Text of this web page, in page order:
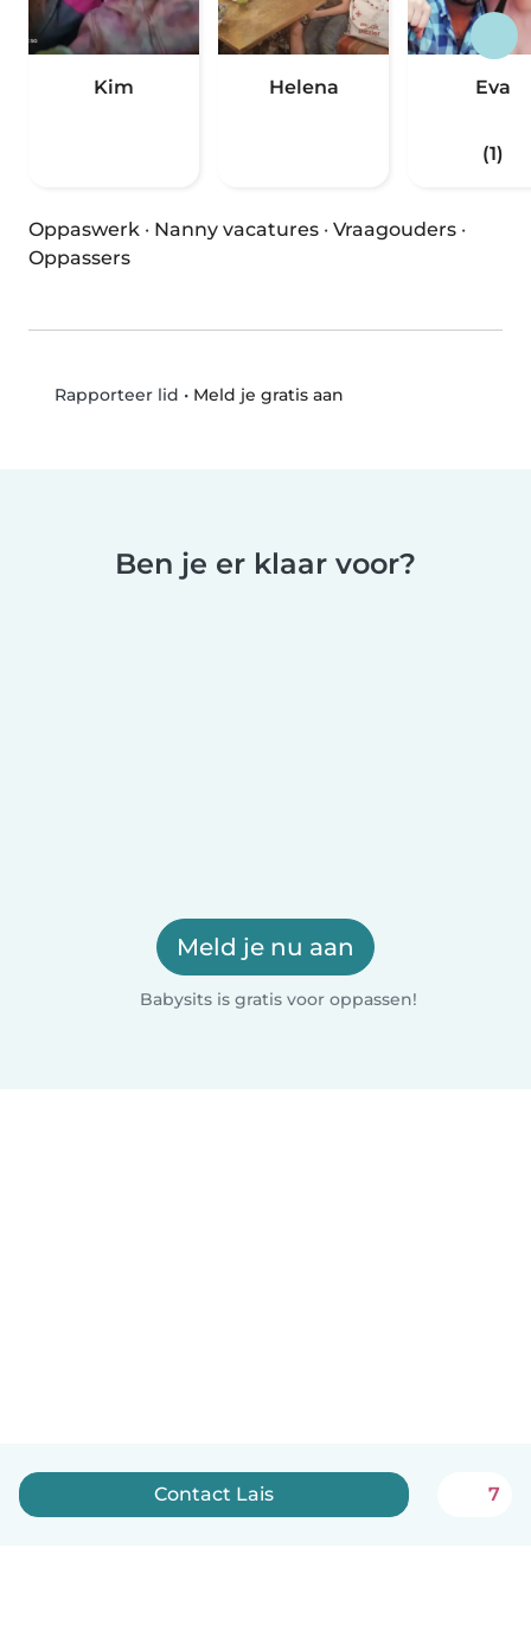
Kim Helena Eva
(1)
Oppaswerk · Nanny vacatures · Vraagouders ·
Oppassers
Rapporteer lid • Meld je gratis aan
Ben je er klaar voor?
Meld je nu aan
Babysits is gratis voor oppassen!
Contact Lais 7